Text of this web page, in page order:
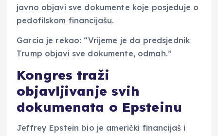
javno objavi sve dokumente koje posjeduje o
pedofilskom financijašu.
Garcia je rekao: “Vrijeme je da predsjednik
Trump objavi sve dokumente, odmah.”
Kongres traži
objavljivanje svih
dokumenata o Epsteinu
Jeffrey Epstein bio je američki financijaš i